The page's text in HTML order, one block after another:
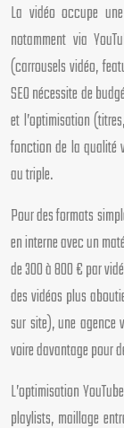
La vidéo occupe
notamment via
(carrousels vidéo,
SEO nécessite de
et l’optimisation
fonction de la qualité
au triple.
Pour des formats
en interne avec un
de 300 à 800 € par
des vidéos plus
sur site), une
voire davantage pour
L’optimisation
playlists, maillage